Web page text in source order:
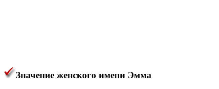
Значение женского имени Эмма